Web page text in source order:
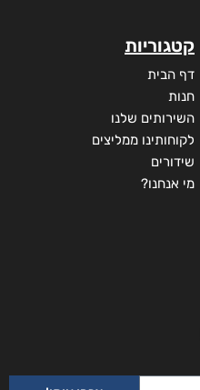
קטגוריות
דף הבית
חנות
השירותים שלנו
לקוחותינו ממליצים
שידורים
מי אנחנו?